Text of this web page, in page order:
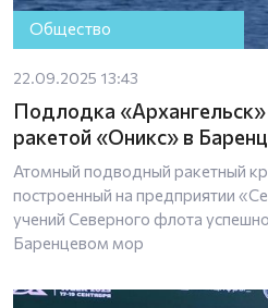
Общество
22.09.2025 13:43
Подлодка «Архангельск»
ракетой «Оникс» в
Атомный подводный ракетный
построенный на предприятии
учений Северного флота
Баренцевом мор